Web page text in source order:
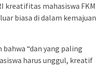
kreatifitas mahasiswa FKM
biasa di dalam kemajuan
“dan yang paling
harus unggul, kreatif